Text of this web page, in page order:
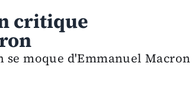
critique
moque d'Emmanuel Macron